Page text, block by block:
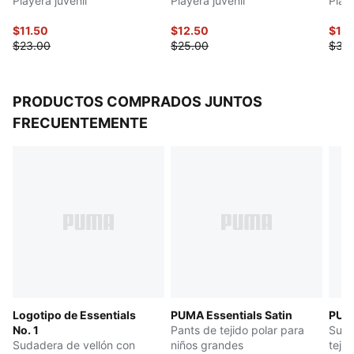
$11.50
$23.00
$12.50
$25.00
PRODUCTOS COMPRADOS JUNTOS
FRECUENTEMENTE
Logotipo de Essentials
No. 1
Sudadera de vellón con
PUMA Essentials Satin
Pants de tejido polar para
niños grandes